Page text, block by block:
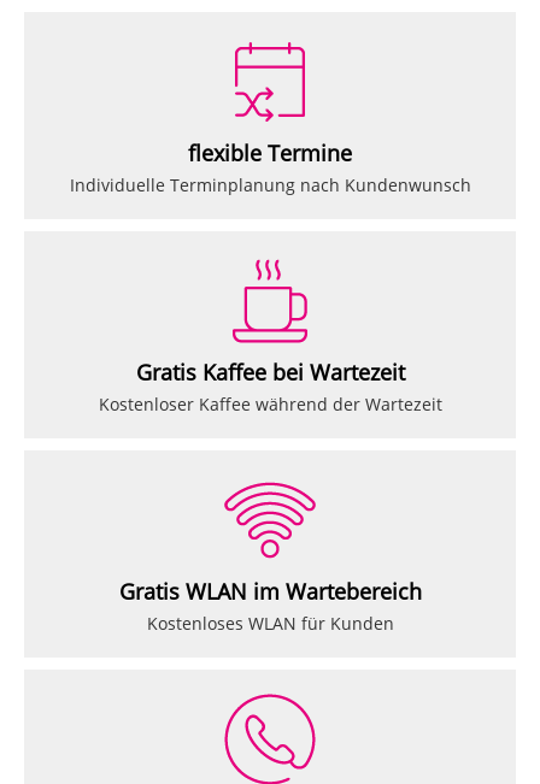
flexible Termine
Individuelle Terminplanung nach Kundenwunsch
Gratis Kaffee bei Wartezeit
Kostenloser Kaffee während der Wartezeit
Gratis WLAN im Wartebereich
Kostenloses WLAN für Kunden